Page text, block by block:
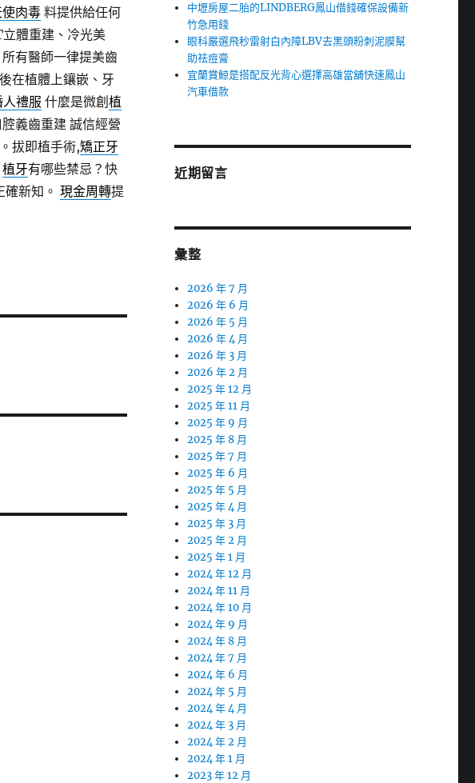
使肉毒料提供給任何
體重建、冷光美
有醫師一律提美齒
在植體上鑲嵌、牙
禮服 什麼是微創 植
義齒重建 誠信經營
拔即植手術,矯正牙
植牙有哪些禁忌？快
新知。 現金周轉提
中壢房屋二胎的LINDBERG鳳山借錢確保設備新
竹急用錢
眼科嚴選飛秒雷射白內障LBV去黑頭粉刺泥膜幫
助祛痘膏
宜蘭賞鯨是搭配反光背心選擇高雄當舖快速鳳山
汽車借款
近期留言
彙整
2026 年 7 月
2026 年 6 月
2026 年 5 月
2026 年 4 月
2026 年 3 月
2026 年 2 月
2025 年 12 月
2025 年 11 月
2025 年 9 月
2025 年 8 月
2025 年 7 月
2025 年 6 月
2025 年 5 月
2025 年 4 月
2025 年 3 月
2025 年 2 月
2025 年 1 月
2024 年 12 月
2024 年 11 月
2024 年 10 月
2024 年 9 月
2024 年 8 月
2024 年 7 月
2024 年 6 月
2024 年 5 月
2024 年 4 月
2024 年 3 月
2024 年 2 月
2024 年 1 月
2023 年 12 月